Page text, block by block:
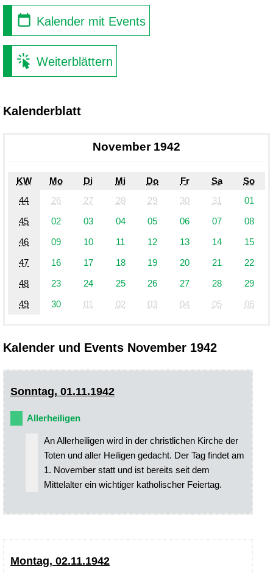
Kalender mit Events
Weiterblättern
Kalenderblatt
November 1942
KW Mo Di Mi Do Fr Sa
So
44
26 27 28 29 30 31
01
45
02 03 04 05 06 07
08
46
09 10 11 12 13 14
15
47
16 17 18 19 20 21
22
48
23 24 25 26 27 28
29
49
30 01 02 03 04 05 06
Kalender und Events November 1942
Sonntag, 01.11.1942
Allerheiligen
An Allerheiligen wird in der christlichen Kirche der
Toten und aller Heiligen gedacht. Der Tag findet am
1. November statt und ist bereits seit dem
Mittelalter ein wichtiger katholischer Feiertag.
Montag, 02.11.1942